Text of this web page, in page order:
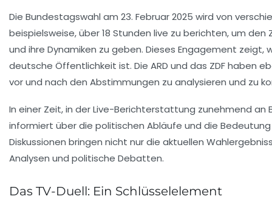
Die Bundestagswahl am 23. Februar 2025 wird von
beispielsweise, über 18 Stunden live zu berichten, um
und ihre Dynamiken zu geben. Dieses Engagement
deutsche Öffentlichkeit ist. Die ARD und das ZDFhaben
vor und nach den Abstimmungen zu analysieren und zu
In einer Zeit, in der Live-Berichterstattung zunehmend
informiert über die politischen Abläufe und die
Diskussionen bringen nicht nur die aktuellen
Analysen und politische Debatten.
Das TV-Duell: Ein Schlüsselelement